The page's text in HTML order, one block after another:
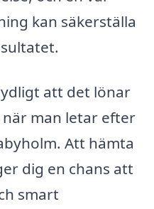
kan säkerställa
att det lönar
man letar efter
Att hämta
dig en chans att
smart